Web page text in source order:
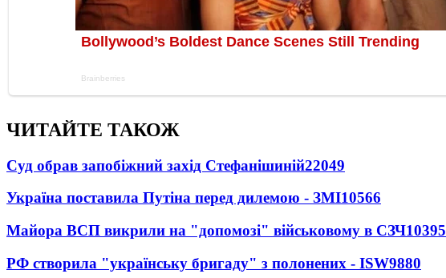
ЧИТАЙТЕ ТАКОЖ
Суд обрав запобіжний захід Стефанішиній22049
Україна поставила Путіна перед дилемою - ЗМІ10566
Майора ВСП викрили на "допомозі" військовому в СЗЧ10395
РФ створила "українську бригаду" з полонених - ISW9880